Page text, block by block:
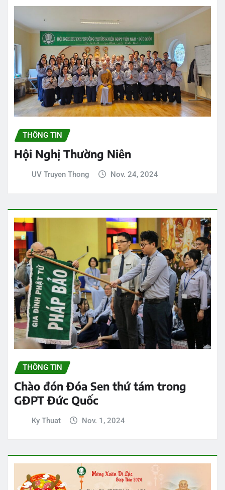
THÔNG TIN
Hội Nghị Thường Niên
UV Truyen Thong Nov. 24, 2024
THÔNG TIN
Chào đón Đóa Sen thứ tám trong
GĐPT Đức Quốc
Ky Thuat Nov. 1, 2024